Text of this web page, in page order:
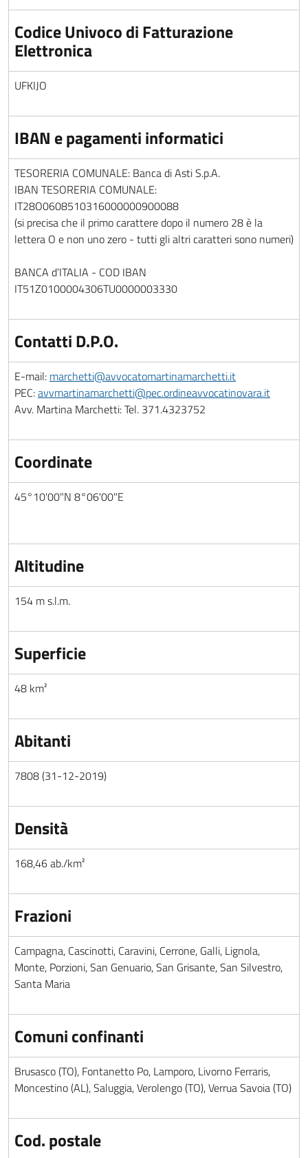
Codice Univoco di Fatturazione
Elettronica
UFKIJO
IBAN e pagamenti informatici
TESORERIA COMUNALE: Banca di Asti S.p.A.
IBAN TESORERIA COMUNALE:
IT28O0608510316000000900088
(si precisa che il primo carattere dopo il numero 28 è la
lettera O e non uno zero - tutti gli altri caratteri sono numeri)
BANCA d’ITALIA - COD IBAN
IT51Z0100004306TU0000003330
Contatti D.P.O.
E-mail: marchetti@avvocatomartinamarchetti.it
PEC:avvmartinamarchetti@pec.ordineavvocatinovara.it
Avv. Martina Marchetti: Tel. 371.4323752
Coordinate
45°10'00"N 8°06'00"E
Altitudine
154 m s.l.m.
Superficie
48 km²
Abitanti
7808 (31-12-2019)
Densità
168,46 ab./km²
Frazioni
Campagna, Cascinotti, Caravini, Cerrone, Galli, Lignola,
Monte, Porzioni, San Genuario, San Grisante, San Silvestro,
Santa Maria
Comuni confinanti
Brusasco (TO), Fontanetto Po, Lamporo, Livorno Ferraris,
Moncestino (AL), Saluggia, Verolengo (TO), Verrua Savoia (TO)
Cod. postale